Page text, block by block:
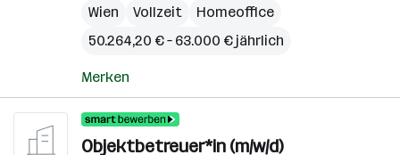
Wien
Vollzeit
Homeoffice
50.264,20 € – 63.000 € jährlich
Merken
Objektbetreuer*in (m/w/d)